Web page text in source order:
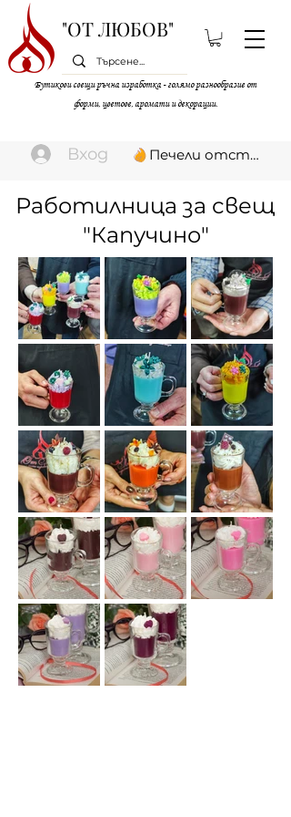
"ОТ ЛЮБОВ"
Бутикови свещи ръчна изработка - голямо разнообразие от
форми, цветове, аромати и декорации.
Вход Печели отстъпки
Работилница за свещ
"Капучино"